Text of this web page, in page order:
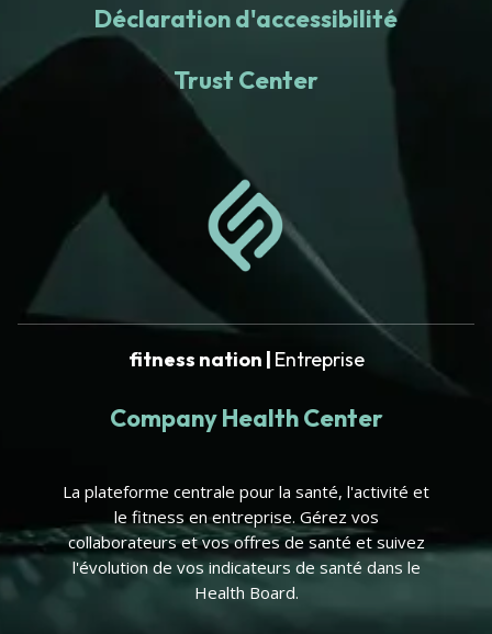
Déclaration d'accessibilité
Trust Center
fitness nation | Entreprise
Company Health Center
La plateforme centrale pour la santé, l'activité et
le fitness en entreprise. Gérez vos
collaborateurs et vos offres de santé et suivez
l'évolution de vos indicateurs de santé dans le
Health Board.